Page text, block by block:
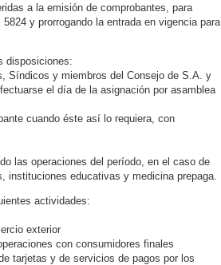
a la emisión de comprobantes, para
y prorrogando la entrada en vigencia para
disposiciones:
Síndicos y miembros del Consejo de S.A. y
el día de la asignación por asamblea
cuando éste así lo requiera, con
las operaciones del período, en el caso de
instituciones educativas y medicina prepaga.
actividades:
exterior
con consumidores finales
tarjetas y de servicios de pagos por los